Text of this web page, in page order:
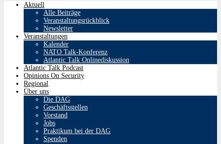
Aktuell
Alle Beiträge
Veranstaltungsrückblick
Newsletter
Veranstaltungen
Kalender
NATO Talk-Konferenz
Atlantic Talk Onlinediskussion
Atlantic Talk Podcast
Opinions On Security
Regional
Über uns
Die DAG
Geschäftsstellen
Vorstand
Jobs
Praktikum bei der DAG
Spenden